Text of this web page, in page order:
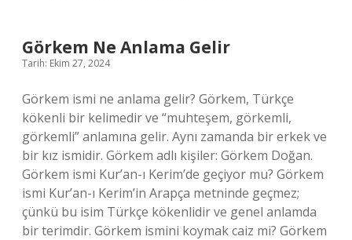
Görkem Ne Anlama Gelir
Tarih: Ekim 27, 2024
Görkem ismi ne anlama gelir? Görkem, Türkçe
kökenli bir kelimedir ve “muhteşem, görkemli,
görkemli” anlamına gelir. Aynı zamanda bir erkek ve
bir kız ismidir. Görkem adlı kişiler: Görkem Doğan.
Görkem ismi Kur’an-ı Kerim’de geçiyor mu? Görkem
ismi Kur’an-ı Kerim’in Arapça metninde geçmez;
çünkü bu isim Türkçe kökenlidir ve genel anlamda
bir terimdir. Görkem ismini koymak caiz mi? Görkem